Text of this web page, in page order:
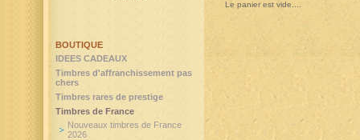
Le panier est vide....
BOUTIQUE
IDEES CADEAUX
Timbres d'affranchissement pas
chers
Timbres rares de prestige
Timbres de France
Nouveaux timbres de France
2026